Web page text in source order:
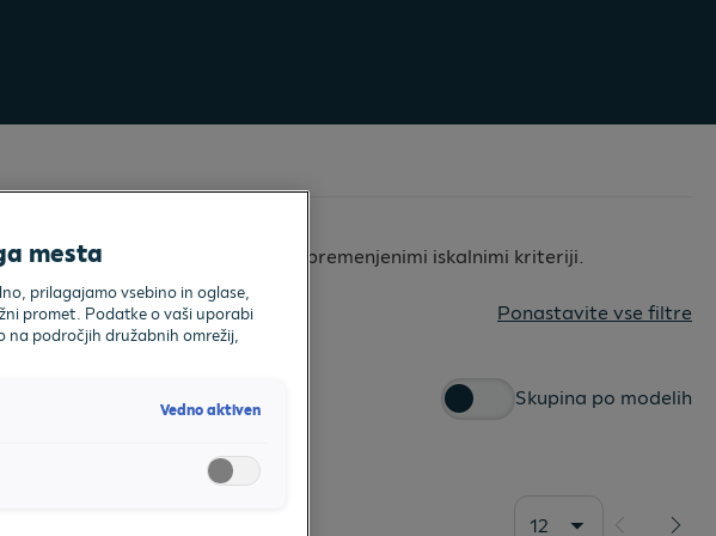
Poskusite znova, z manj ali spremenjenimi iskalnimi kriteriji.
Ponastavite vse filtre
Skupina po modelih
12
mesta
prilagajamo vsebino in oglase,
promet. Podatke o vaši uporabi
na področjih družabnih omrežij,
Vedno aktiven